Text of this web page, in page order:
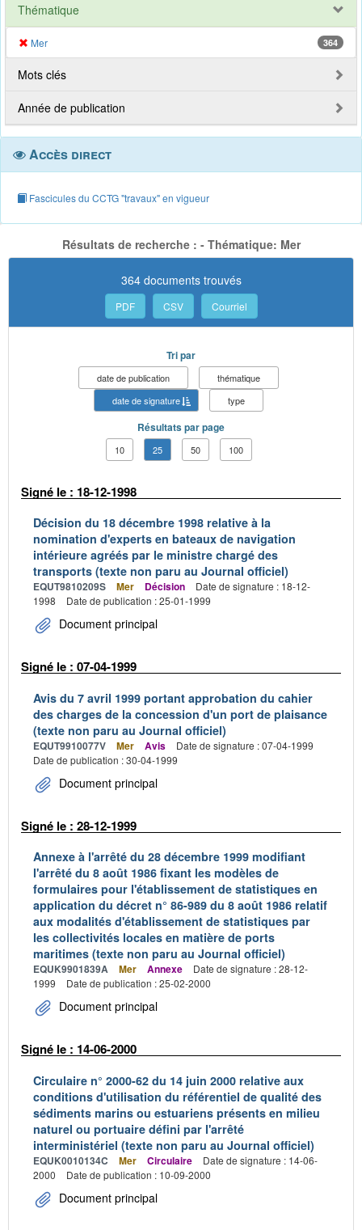
Thématique
Mer 364
Mots clés
Année de publication
Accès direct
Fascicules du CCTG "travaux" en vigueur
Résultats de recherche : - Thématique: Mer
364 documents trouvés
PDF CSV Courriel
Tri par
date de publication
thématique
date de signature
type
Résultats par page
10 25 50 100
Signé le : 18-12-1998
Décision du 18 décembre 1998 relative à la
nomination d'experts en bateaux de navigation
intérieure agréés par le ministre chargé des
transports (texte non paru au Journal officiel)
EQUT9810209S Mer Décision
Date de signature : 18-12-
1998
Date de publication : 25-01-1999
Document principal
Signé le : 07-04-1999
Avis du 7 avril 1999 portant approbation du cahier
des charges de la concession d'un port de plaisance
(texte non paru au Journal officiel)
EQUT9910077V Mer Avis
Date de signature : 07-04-1999
Date de publication : 30-04-1999
Document principal
Signé le : 28-12-1999
Annexe à l'arrêté du 28 décembre 1999 modifiant
l'arrêté du 8 août 1986 fixant les modèles de
formulaires pour l'établissement de statistiques en
application du décret n° 86-989 du 8 août 1986 relatif
aux modalités d'établissement de statistiques par
les collectivités locales en matière de ports
maritimes (texte non paru au Journal officiel)
EQUK9901839A Mer Annexe
Date de signature : 28-12-
1999
Date de publication : 25-02-2000
Document principal
Signé le : 14-06-2000
Circulaire n° 2000-62 du 14 juin 2000 relative aux
conditions d'utilisation du référentiel de qualité des
sédiments marins ou estuariens présents en milieu
naturel ou portuaire défini par l'arrêté
interministériel (texte non paru au Journal officiel)
EQUK0010134C Mer Circulaire
Date de signature : 14-06-
2000
Date de publication : 10-09-2000
Document principal